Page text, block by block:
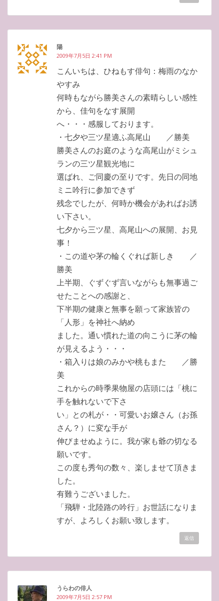
陽
2009年7月5日 2:41 PM
こんいちは、ひねもす俳句：梅雨のなか
やすみ
何時もながら勝美さんの素晴らしい感性
から、佳句をなす展開
へ・・・感服しております。
・七夕や三ツ星適ふ高尾山 ／勝美
勝美さんのお庭のような高尾山がミシュ
ランの三ツ星観光地に
選ばれ、ご同慶の至りです。先日の同地
ミニ吟行に参加できず
残念でしたが、何時か機会があればお誘
い下さい。
七夕から三ツ星、高尾山への展開、お見
事！
・この道や茅の輪くぐれば新しき ／
勝美
上半期、ぐずぐず言いながらも無事過ご
せたことへの感謝と、
下半期の健康と無事を願って家族皆の
「人形」を神社へ納め
ました。通い慣れた道の向こうに茅の輪
が見えるよう・・・
・箱入りは娘のみかや桃もまた ／勝
美
これからの時季果物屋の店頭には「桃に
手を触れないで下さ
い」との札が・・可愛いお嬢さん（お孫
さん？）に変な手が
伸びませぬように。我が家も爺の切なる
願いです。
この度も秀句の数々、楽しませて頂きま
した。
有難うございました。
「飛騨・北陸路の吟行」お世話になりま
すが、よろしくお願い致します。
返信
うらわの俳人
2009年7月5日 2:57 PM